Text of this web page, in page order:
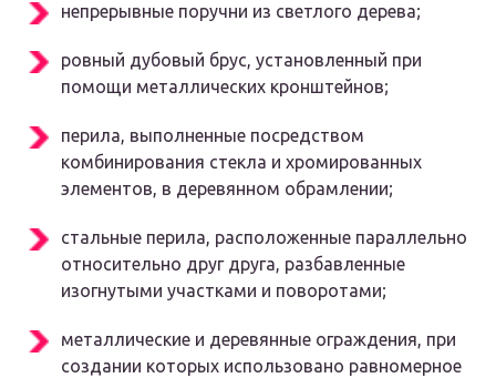
непрерывные поручни из светлого дерева;
ровный дубовый брус, установленный при
помощи металлических кронштейнов;
перила, выполненные посредством
комбинирования стекла и хромированных
элементов, в деревянном обрамлении;
стальные перила, расположенные параллельно
относительно друг друга, разбавленные
изогнутыми участками и поворотами;
металлические и деревянные ограждения, при
создании которых использовано равномерное